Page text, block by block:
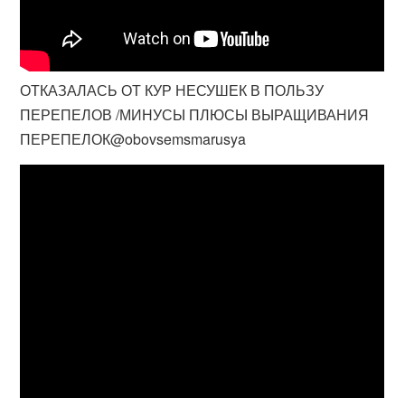
ОТКАЗАЛАСЬ ОТ КУР НЕСУШЕК В ПОЛЬЗУ
ПЕРЕПЕЛОВ /МИНУСЫ ПЛЮСЫ ВЫРАЩИВАНИЯ
ПЕРЕПЕЛОК@obovsemsmarusya